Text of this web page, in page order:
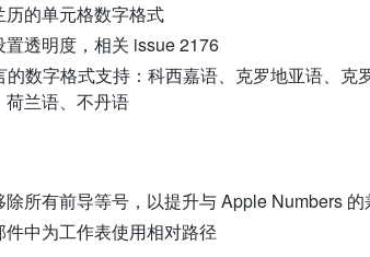
的单元格数字格式
透明度，相关 issue 2176
数字格式支持：科西嘉语、克罗地亚语、克
兰语、不丹语
所有前导等号，以提升与 Apple Numbers
中为工作表使用相对路径